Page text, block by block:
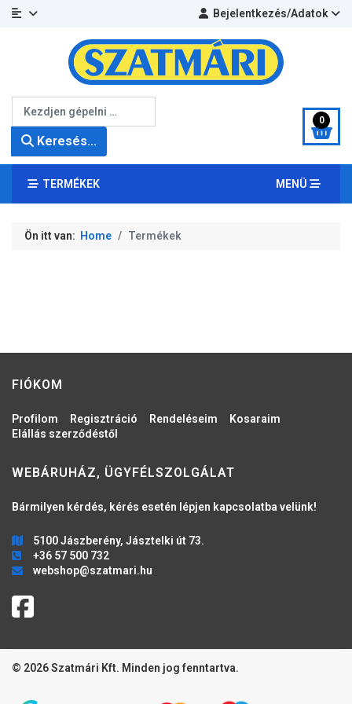
Bejelentkezés/Adatok
Keresés...
0
TERMÉKEK MENÜ
Ön itt van: Home Termékek
FIÓKOM
Profilom Regisztráció Rendeléseim
Kosaraim
Elállás szerződéstől
WEBÁRUHÁZ, ÜGYFÉLSZOLGÁLAT
Bármilyen kérdés, kérés esetén lépjen kapcsolatba velünk!
5100 Jászberény, Jásztelki út 73.
+36 57 500 732
webshop@szatmari.hu
© 2026 Szatmári Kft. Minden jog fenntartva.